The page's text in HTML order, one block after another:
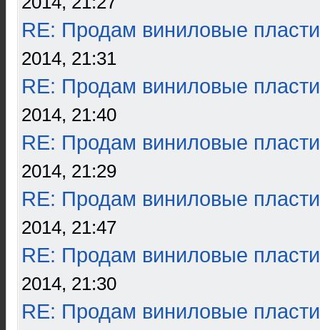
RE: Продам виниловые
2014, 21:31
RE: Продам виниловые
2014, 21:40
RE: Продам виниловые
2014, 21:29
RE: Продам виниловые
2014, 21:47
RE: Продам виниловые
2014, 21:30
RE: Продам виниловые